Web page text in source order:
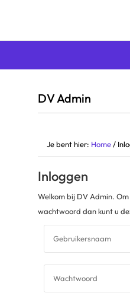
DV Admin
Je bent hier: Home/
Inloggen
Welkom bij DV Admin.
wachtwoord dan kunt u